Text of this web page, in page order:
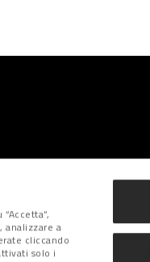
a
cliccando
solo i